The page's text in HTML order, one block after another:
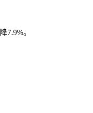
7.9%。